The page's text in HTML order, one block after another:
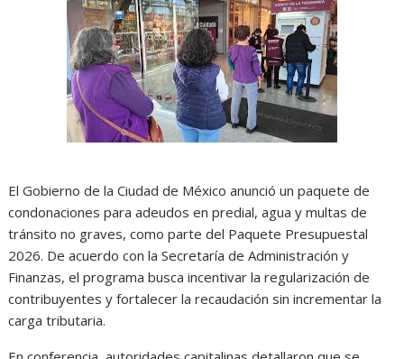
El Gobierno de la Ciudad de México anunció un paquete de
condonaciones para adeudos en predial, agua y multas de
tránsito no graves, como parte del Paquete Presupuestal
2026. De acuerdo con la Secretaría de Administración y
Finanzas, el programa busca incentivar la regularización de
contribuyentes y fortalecer la recaudación sin incrementar la
carga tributaria.